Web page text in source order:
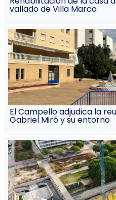
vallado de Villa Marco
El Campello adjudica la
Gabriel Miró y su entorno